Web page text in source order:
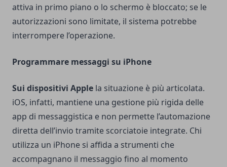
attiva in primo piano o lo schermo è bloccato; se le
autorizzazioni sono limitate, il sistema potrebbe
interrompere l’operazione.
Programmare messaggi su iPhone
Sui dispositivi Apple la situazione è più articolata.
iOS, infatti, mantiene una gestione più rigida delle
app di messaggistica e non permette l’automazione
diretta dell’invio tramite scorciatoie integrate. Chi
utilizza un iPhone si affida a strumenti che
accompagnano il messaggio fino al momento